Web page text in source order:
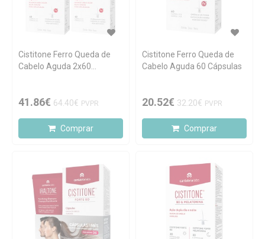
Cistitone Ferro Queda de
Cabelo Aguda 2x60
41.86€ 64.40€ PVPR
Comprar
Cistitone Ferro Queda de
Cabelo Aguda 60 Cápsulas
20.52€ 32.20€ PVPR
Comprar